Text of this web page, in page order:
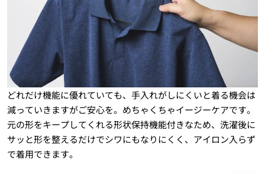
どれだけ機能に優れていても、手入れがしにくいと着る機会は
減っていきますがご安心を。めちゃくちゃイージーケアです。
元の形をキープしてくれる形状保持機能付きなため、洗濯後に
サッと形を整えるだけでシワにもなりにくく、アイロン入らず
で着用できます。